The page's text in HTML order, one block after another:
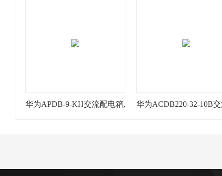
华为APDB-9-KH交流配电箱,
华为ACDB220-32-10B